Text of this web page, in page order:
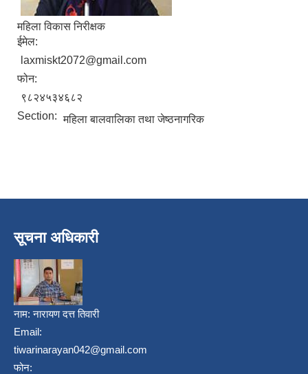
महिला विकास निरीक्षक
ईमेल:
laxmiskt2072@gmail.com
फोन:
९८२४५३४६८२
Section: महिला बालवालिका तथा जेष्ठनागरिक
सूचना अधिकारी
नाम:नारायण दत्त तिवारी
Email:
tiwarinarayan042@gmail.com
फोन: